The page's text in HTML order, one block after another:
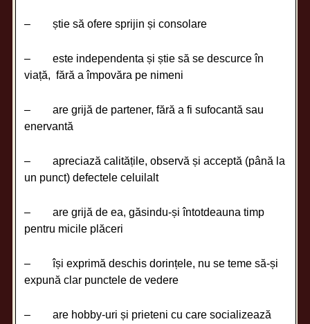
– știe să ofere sprijin și consolare
– este independenta și știe să se descurce în
viață, fără a împovăra pe nimeni
– are grijă de partener, fără a fi sufocantă sau
enervantă
– apreciază calitățile, observă și acceptă (până la
un punct) defectele celuilalt
– are grijă de ea, găsindu-și întotdeauna timp
pentru micile plăceri
– își exprimă deschis dorințele, nu se teme să-și
expună clar punctele de vedere
– are hobby-uri și prieteni cu care socializează